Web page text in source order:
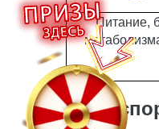
Питание,
Роль